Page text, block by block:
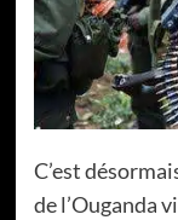
C’est
de l’Ouganda